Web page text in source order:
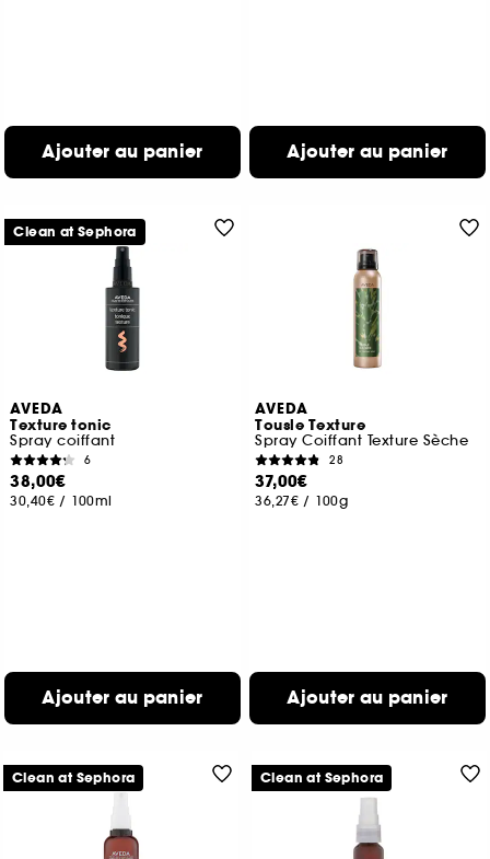
Ajouter au panier Ajouter au panier
AVEDA
Texture tonic
Spray coiffant
6
38,00€
30,40€ / 100ml
Ajouter au panier
Clean at Sephora
AVEDA
Tousle Texture
Spray Coiffant Texture Sèche
28
37,00€
36,27€ / 100g
Ajouter au panier
Clean at Sephora Clean at Sephora